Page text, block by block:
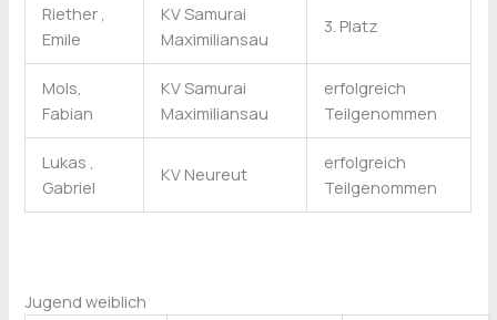
Riether ,
Emile
KV Samurai
Maximiliansau
3. Platz
Mols,
Fabian
KV Samurai
Maximiliansau
erfolgreich
Teilgenommen
Lukas ,
Gabriel
KV Neureut
erfolgreich
Teilgenommen
Jugend weiblich